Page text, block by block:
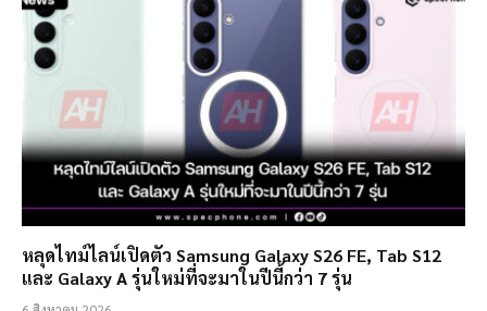
หลุดไทม์ไลน์เปิดตัว Samsung Galaxy S26 FE, Tab S12
และ Galaxy A รุ่นใหม่ที่จะมาในปีนี้กว่า 7 รุ่น